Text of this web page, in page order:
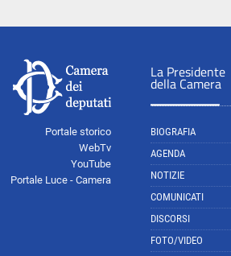
Portale storico
WebTv
YouTube
Portale Luce - Camera
La Presidente
della Camera
BIOGRAFIA
AGENDA
NOTIZIE
COMUNICATI
DISCORSI
FOTO/VIDEO